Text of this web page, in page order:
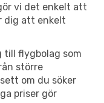
vi det enkelt att
dig att enkelt
flygbolag som
större
om du söker
priser gör